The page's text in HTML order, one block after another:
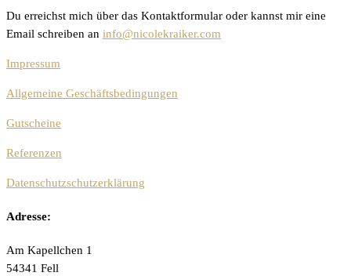
Du erreichst mich über das Kontaktformular oder kannst mir eine
Email schreiben an info@nicolekraiker.com
Impressum
Allgemeine Geschäftsbedingungen
Gutscheine
Referenzen
Datenschutzschutzerklärung
Adresse:
Am Kapellchen 1
54341 Fell